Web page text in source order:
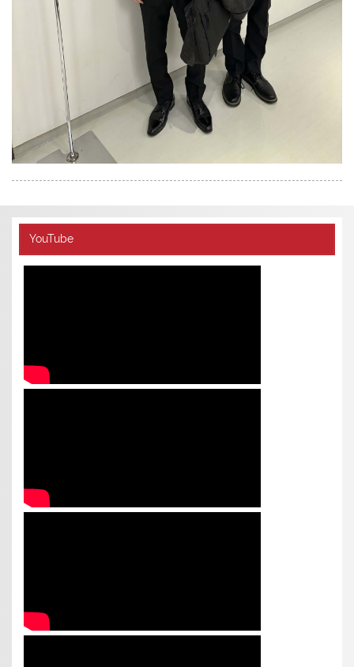
YouTube